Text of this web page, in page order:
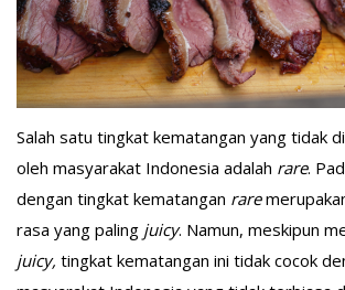
Salah satu tingkat kematangan yang tidak
oleh masyarakat Indonesia adalah rare.
dengan tingkat kematangan rare
rasa yang paling juicy. Namun, meskipun
juicy, tingkat kematangan ini tidak cocok